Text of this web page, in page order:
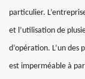
particulier.
et l’utilisation de
d’opération. L’un
est imperméable à